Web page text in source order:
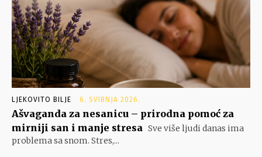
LJEKOVITO BILJE 6. SVIBNJA 2026.
Ašvaganda za nesanicu – prirodna pomoć za
mirniji san i manje stresa Sve više ljudi danas ima
problema sa snom. Stres,...